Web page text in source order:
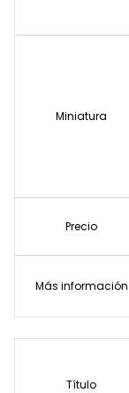
Miniatura
Precio
Más información
Título